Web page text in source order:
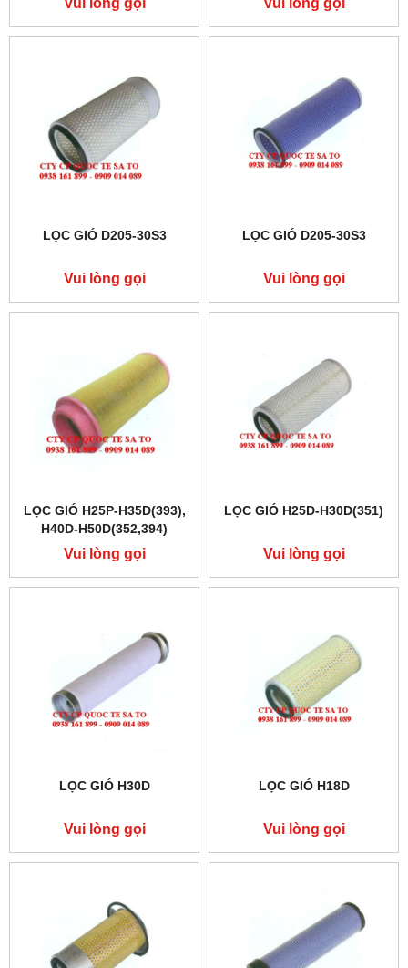
LỌC GIÓ D205-30S3
Vui lòng gọi
LỌC GIÓ D205-30S3
Vui lòng gọi
LỌC GIÓ H25P-H35D(393),
H40D-H50D(352,394)
Vui lòng gọi
LỌC GIÓ H25D-H30D(351)
Vui lòng gọi
LỌC GIÓ H30D
Vui lòng gọi
LỌC GIÓ H18D
Vui lòng gọi